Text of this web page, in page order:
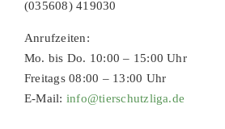
(035608) 419030
Anrufzeiten:
Mo. bis Do. 10:00 – 15:00 Uhr
Freitags 08:00 – 13:00 Uhr
E-Mail: info@tierschutzliga.de